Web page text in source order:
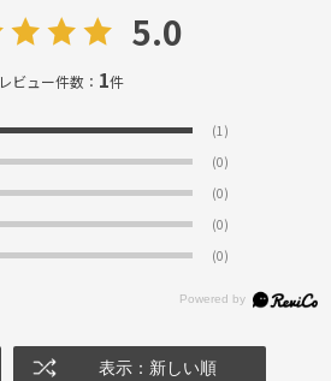
5.0
レビュー件数： 1件
(1)
(0)
(0)
(0)
(0)
表示：新しい順